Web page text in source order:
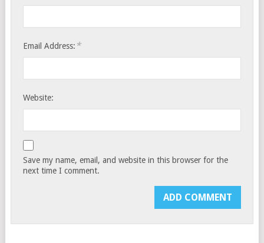
Email Address: *
Website:
Save my name, email, and website in this browser for the
next time I comment.